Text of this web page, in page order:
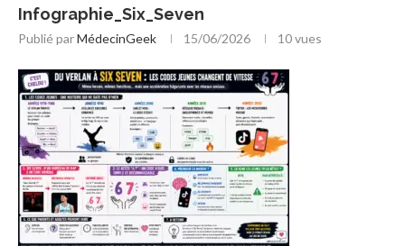
Infographie_Six_Seven
Publié parMédecinGeek 15/06/2026 10vues